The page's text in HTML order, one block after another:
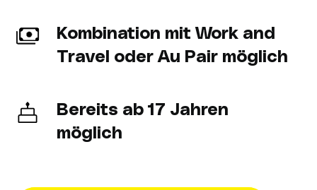
Kombination mit Work and
Travel oder Au Pair möglich
Bereits ab 17 Jahren
möglich